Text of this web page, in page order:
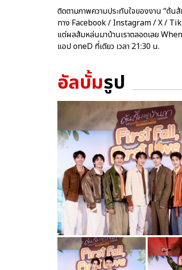
ติดตามภาพความประทับใจของงาน “ต้
ทาง Facebook / Instagram / X /
แต่ผลส้มหล่นมาบ้านเราตลอดเลย
แอป oneD ที่เดียว เวลา 21:30 น.
อัลบั้มรูป